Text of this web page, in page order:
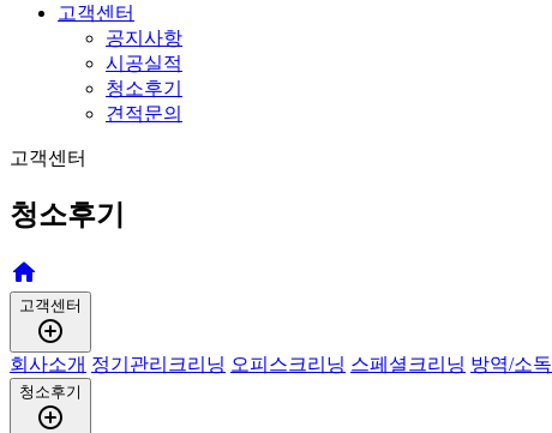
고객센터
공지사항
시공실적
청소후기
견적문의
고객센터
청소후기
home
고객센터
add_circle_outline
회사소개 정기관리크리닝 오피스크리닝 스페셜크리닝 방역/소독
청소후기
add_circle_outline